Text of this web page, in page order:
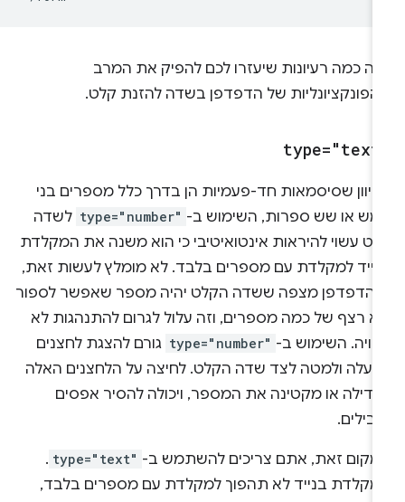
כמה רעיונות שיעזרו לכם להפיק את המרב
של הדפדפן בשדה להזנת קלט.
שסיסמאות חד-פעמיות הן בדרך כלל מספרים בני
או שש ספרות, השימוש ב- type="number" לשדה
עשוי להיראות אינטואיטיבי כי הוא משנה את המקלדת
למקלדת עם מספרים בלבד. לא מומלץ לעשות זאת,
הדפדפן מצפה ששדה הקלט יהיה מספר שאפשר לספור
רצף של כמה מספרים, וזה עלול לגרום להתנהגות לא
השימוש ב- type="number" גורם להצגת לחצנים
ולמטה לצד שדה הקלט. לחיצה על הלחצנים האלה
או מקטינה את המספר, ויכולה להסיר אפסים
זאת, אתם צריכים להשתמש ב- type="text"
.
בנייד לא תהפוך למקלדת עם מספרים בלבד,